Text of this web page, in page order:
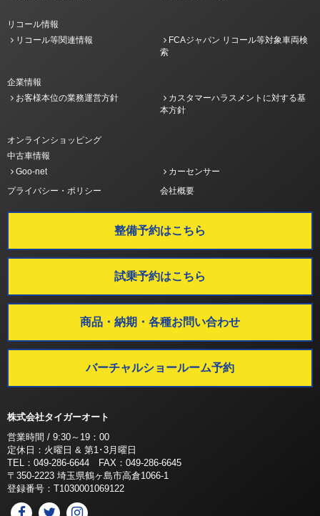
リコール情報
リコール等関連情報
FCAジャパン リコール等対象車両検
索
企業情報
お客様本位の業務運営方針
カスタマーハラスメントに対する基
本方針
オンラインショッピング
中古車情報
Goo-net
カーセンサー
プライバシー・ポリシー
会社概要
整備予約はこちら
試乗予約はこちら
商品・納期・各種お問い合わせ
バーチャルショールーム予約
株式会社タイガーオート
営業時間 / 9:30～19：00
定休日：火曜日 & 第1･3月曜日
TEL：049-286-6644 FAX：049-286-6645
〒350-2223 埼玉県鶴ヶ島市高倉1066-1
登録番号：T1030001069122